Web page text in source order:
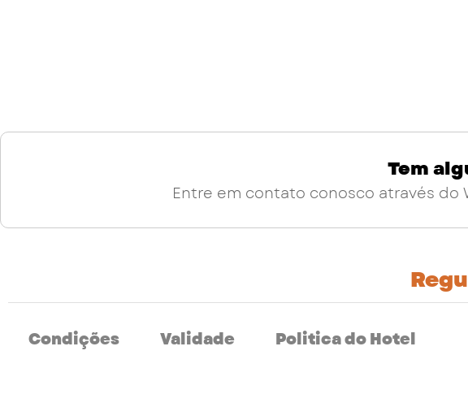
Tem
Entre em contato conosco através
Condições Validade Politica do Hotel